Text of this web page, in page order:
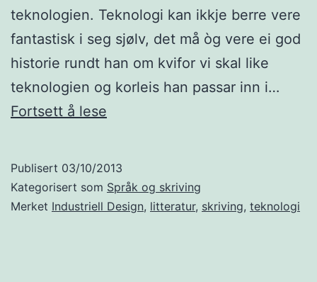
teknologien. Teknologi kan ikkje berre vere
fantastisk i seg sjølv, det må òg vere ei god
historie rundt han om kvifor vi skal like
teknologien og korleis han passar inn i…
Fortsett å lese
Publisert 03/10/2013
Kategorisert som Språk og skriving
Merket Industriell Design, litteratur, skriving, teknologi